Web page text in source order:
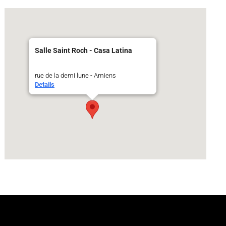
Salle Saint Roch - Casa Latina
rue de la demi lune - Amiens
Details